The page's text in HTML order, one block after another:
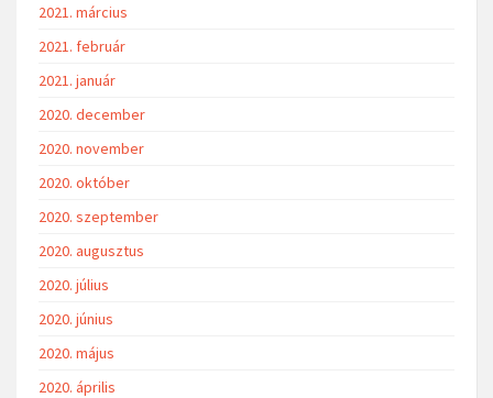
2021. március
2021. február
2021. január
2020. december
2020. november
2020. október
2020. szeptember
2020. augusztus
2020. július
2020. június
2020. május
2020. április